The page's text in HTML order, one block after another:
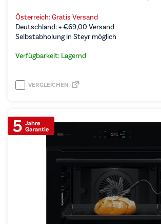
Österreich: Gratis Versand
Deutschland: +€69,00 Versand
Selbstabholung in Steyr möglich
Verfügbarkeit: Lagernd
VERGLEICHEN